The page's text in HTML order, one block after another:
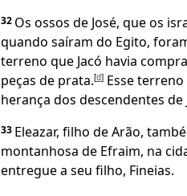
32 Os ossos de José, que os
quando saíram do Egito,
terreno que Jacó havia
peças de prata.[d] Esse
herança dos descendentes de
33 Eleazar, filho de Arão,
montanhosa de Efraim, na
entregue a seu filho, Fineias.